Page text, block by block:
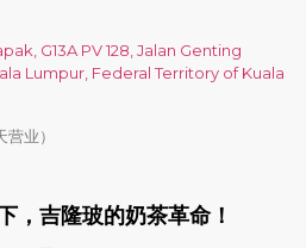
G13A PV 128, Jalan Genting
Lumpur, Federal Territory of Kuala
业）
，吉隆玻的奶茶革命！